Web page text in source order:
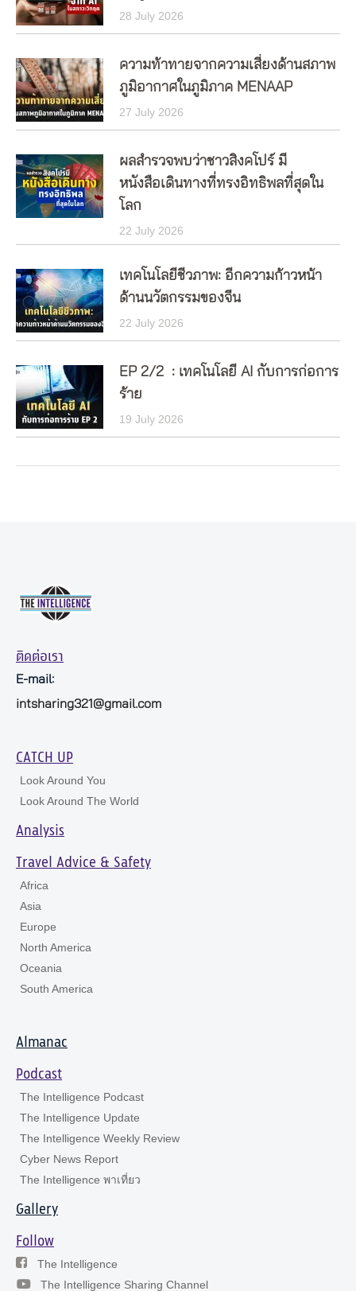
28 July 2026
ความท้าทายจากความเสี่ยงด้านสภาพ
ภูมิอากาศในภูมิภาค MENAAP
27 July 2026
ผลสำรวจพบว่าชาวสิงคโปร์ มี
หนังสือเดินทางที่ทรงอิทธิพลที่สุดใน
โลก
22 July 2026
เทคโนโลยีชีวภาพ: อีกความก้าวหน้า
ด้านนวัตกรรมของจีน
22 July 2026
EP 2/2 : เทคโนโลยี AI กับการก่อการ
ร้าย
19 July 2026
ติดต่อเรา
E-mail:
intsharing321@gmail.com
CATCH UP
Look Around You
Look Around The World
Analysis
Travel Advice & Safety
Africa
Asia
Europe
North America
Oceania
South America
Almanac
Podcast
The Intelligence Podcast
The Intelligence Update
The Intelligence Weekly Review
Cyber News Report
The Intelligence พาเที่ยว
Gallery
Follow
The Intelligence
The Intelligence Sharing Channel